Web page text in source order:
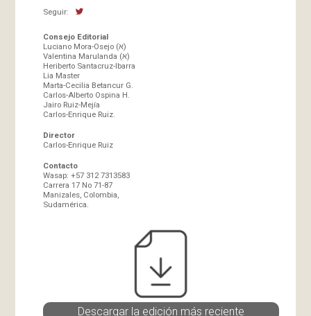
Seguir:
Consejo Editorial
Luciano Mora-Osejo (א)
Valentina Marulanda (א)
Heriberto Santacruz-Ibarra
Lia Master
Marta-Cecilia Betancur G.
Carlos-Alberto Ospina H.
Jairo Ruiz-Mejía
Carlos-Enrique Ruiz.
Director
Carlos-Enrique Ruiz
Contacto
Wasap: +57 312 7313583
Carrera 17 No 71-87
Manizales, Colombia,
Sudamérica.
Descargar la edición más reciente